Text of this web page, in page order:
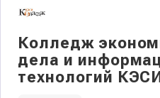
Колледж
дела и
технологий